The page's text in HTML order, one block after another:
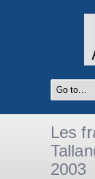
Les
2003